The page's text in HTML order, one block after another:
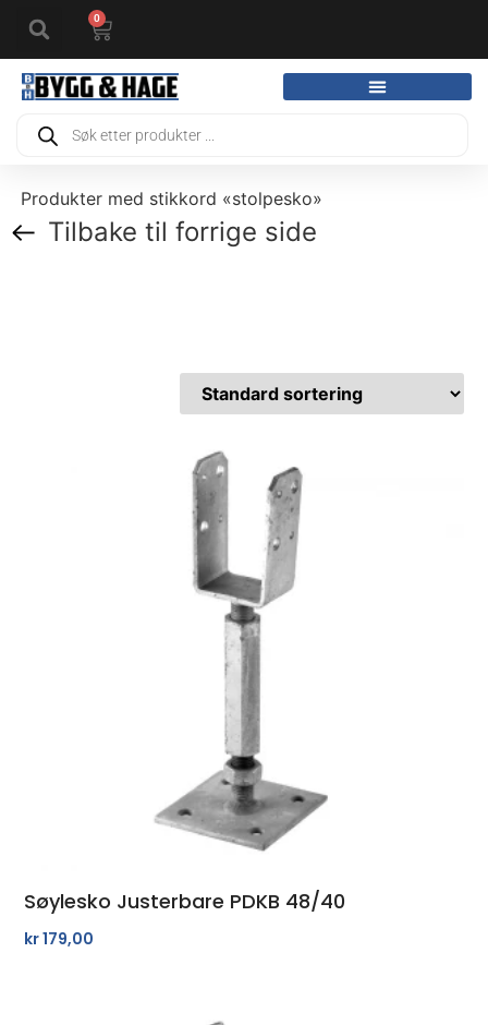
0
Produkter med stikkord «stolpesko»
Tilbake til forrige side
Søylesko Justerbare PDKB 48/40
kr179,00